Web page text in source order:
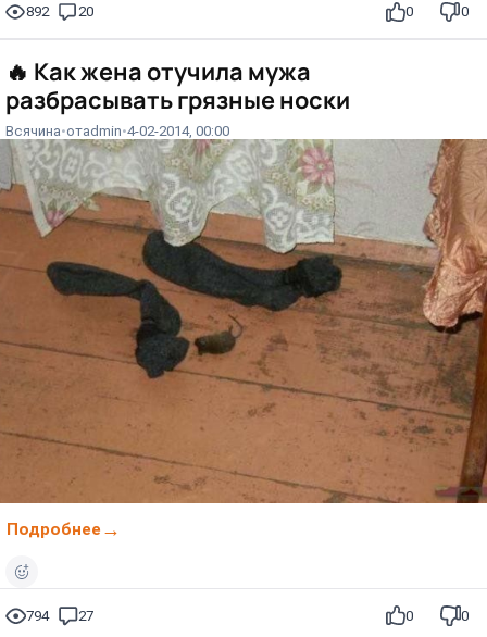
892 20 0 0
🔥 Как жена отучила мужа
разбрасывать грязные носки
Всячина отadmin 4-02-2014, 00:00
Подробнее
794 27 0 0